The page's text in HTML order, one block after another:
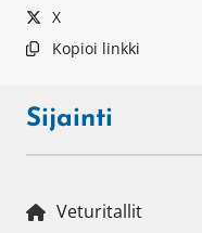
X
Kopioi linkki
Sijainti
Veturitallit